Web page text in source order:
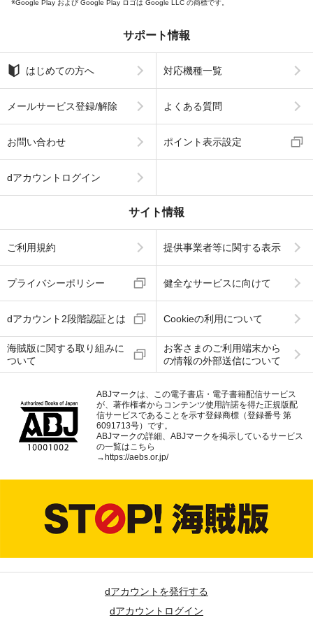
Google Play および Google Play ロゴは Google LLC の商標です。
サポート情報
はじめての方へ 対応機種一覧
メールサービス登録/解除 よくある質問
お問い合わせ ポイント表示設定
dアカウントログイン
サイト情報
ご利用規約 提供事業者等に関する表示
プライバシーポリシー 健全なサービスに向けて
dアカウント2段階認証とは Cookieの利用について
海賊版に関する取り組みに
ついて
お客さまのご利用端末から
の情報の外部送信について
ABJマークは、この電子書店・電子書籍配信サービス
が、著作権者からコンテンツ使用許諾を得た正規版配
信サービスであることを示す登録商標（登録番号 第
6091713号）です。
ABJマークの詳細、ABJマークを掲示しているサービス
の一覧はこちら
→ https://aebs.or.jp/
dアカウントを発行する
dアカウントログイン